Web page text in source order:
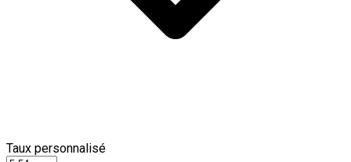
Taux personnalisé